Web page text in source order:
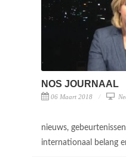
NOS JOURNAAL
06 Maart 2018
nieuws,
internationaal belang